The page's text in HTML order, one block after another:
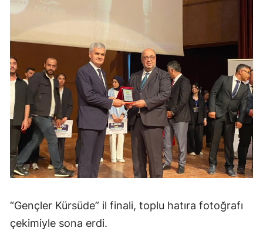
“Gençler Kürsüde” il finali, toplu hatıra fotoğrafı
çekimiyle sona erdi.